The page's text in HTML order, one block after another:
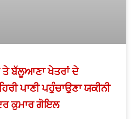
ਬੱਲੂਆਣਾ ਖੇਤਰਾਂ ਦੇ
ਪਾਣੀ ਪਹੁੰਚਾਉਣਾ ਯਕੀਨੀ
ਕੁਮਾਰ ਗੋਇਲ